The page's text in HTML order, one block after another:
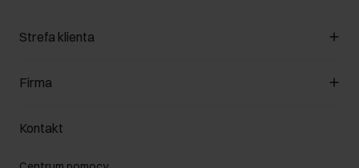
Zarządzaj cookies
Formy płatności
Jak dokonać zwrotu?
Strefa klienta
Klub Klienta
Zwróć produkty
Firma
O nas
Salony
Kontakt